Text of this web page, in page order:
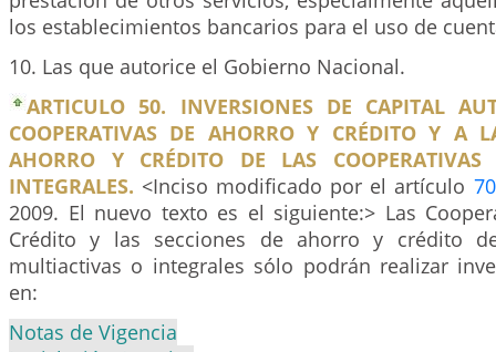
los establecimientos bancarios para el uso de
10. Las que autorice el Gobierno Nacional.
ARTICULO 50. INVERSIONES DE CAPITAL
COOPERATIVAS DE AHORRO Y CRÉDITO Y A
AHORRO Y CRÉDITO DE LAS COOPERATIVAS
INTEGRALES. <Inciso modificado por el artículo 70
2009. El nuevo texto es el siguiente:> Las
Crédito y las secciones de ahorro y crédito
multiactivas o integrales sólo podrán realizar
en:
Notas de Vigencia